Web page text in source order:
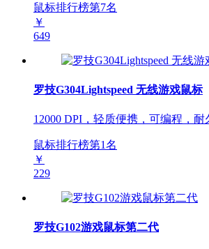
鼠标排行榜第7名
￥
649
罗技G304Lightspeed 无线游戏鼠标
12000 DPI，轻质便携，可编程，耐
鼠标排行榜第1名
￥
229
罗技G102游戏鼠标第二代